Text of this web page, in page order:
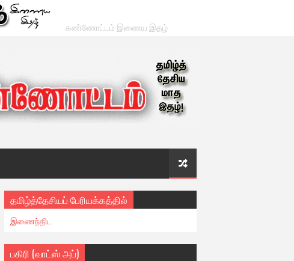
கண்ணோட்டம் இணைய இதழ்
தமிழ்த்தேசியப் பேரியக்கத்தில்
இணைந்திட
பகிரி (வாட்ஸ் அப்)